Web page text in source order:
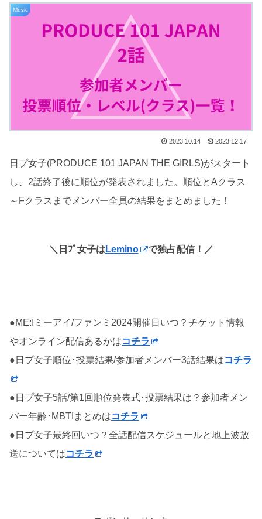
Music
2023.10.14 2023.12.17
日プ女子(PRODUCE 101 JAPAN THE GIRLS)がスタート
し、2話終了後に順位が発表されました。順位とAクラス
～Fクラスまでメンバー全員の結果をまとめました！
＼日ﾌﾟ女子は Lemino で独占配信！／
●ME:Iミーアイ/ファンミ2024開催日いつ？チケット情報
やオンライン配信あるかはコチラ
●日プ女子順位･投票結果/参加者メンバー3話結果はコチラ
●日プ女子5話/第1回順位発表式･投票結果は？参加者メン
バー年齢･MBTIまとめはコチラ
●日プ女子最終回いつ？全話配信スケジュールと地上波放
送についてはコチラ